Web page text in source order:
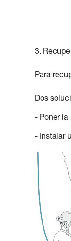
3.
Para
Dos
- Poner la
- Instalar